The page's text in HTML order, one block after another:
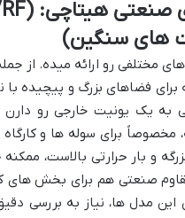
های سنگین)
مختلفی رو ارائه میده. از
برای فضاهای بزرگ و پیچیده
به یک یونیت خارجی رو دارن
مخصوصاً برای سوله ها و
و بار حرارتی بالاست،
صنعتی هم برای بخش های
این مدل ها، نیاز به بررسی